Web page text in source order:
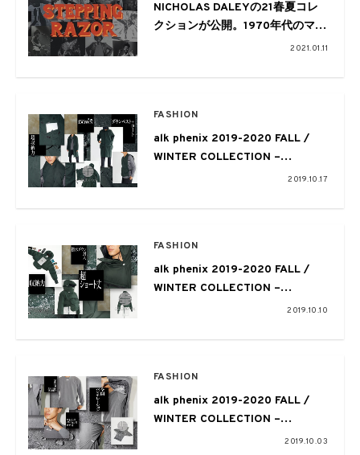
NICHOLAS DALEYの21春夏コレ
クションが公開。1970年代のマー
シャルアーツとレゲエカルチャー
2021.01.11
FASHION
alk phenix 2019-2020 FALL /
WINTER COLLECTION –
HIGHLIGHT 005 – zak coat 2 /
2019.10.17
FASHION
alk phenix 2019-2020 FALL /
WINTER COLLECTION –
HIGHLIGHT 004 – zak short2019.10.10
FASHION
alk phenix 2019-2020 FALL /
WINTER COLLECTION –
HIGHLIGHT 003 – orbit full open
2019.10.03